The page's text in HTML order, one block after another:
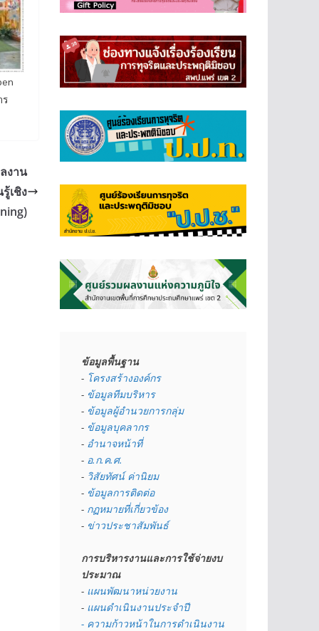
ร
งาน
เชิง
ข้อมูลพื้นฐาน
- โครงสร้างองค์กร
- ข้อมูลทีมบริหาร
- ข้อมูลผู้อำนวยการกลุ่ม
- ข้อมูลบุคลากร
- อำนาจหน้าที่
- อ.ก.ค.ศ.
- วิสัยทัศน์ ค่านิยม
- ข้อมูลการติดต่อ
- กฏหมายที่เกี่ยวข้อง
- ข่าวประชาสัมพันธ์
การบริหารงานและการใช้จ่ายงบ
ประมาณ
- แผนพัฒนาหน่วยงาน
- แผนดำเนินงานประจำปี
- ความก้าวหน้าในการดำเนินงาน